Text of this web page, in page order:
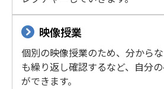
映像授業
個別の映像授業のため、分から
も繰り返し確認するなど、自分
ができます。